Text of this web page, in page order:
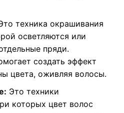
техника окрашивания
осветляются или
пряди.
создать эффект
цвета, оживляя волосы.
Это техники
которых цвет волос